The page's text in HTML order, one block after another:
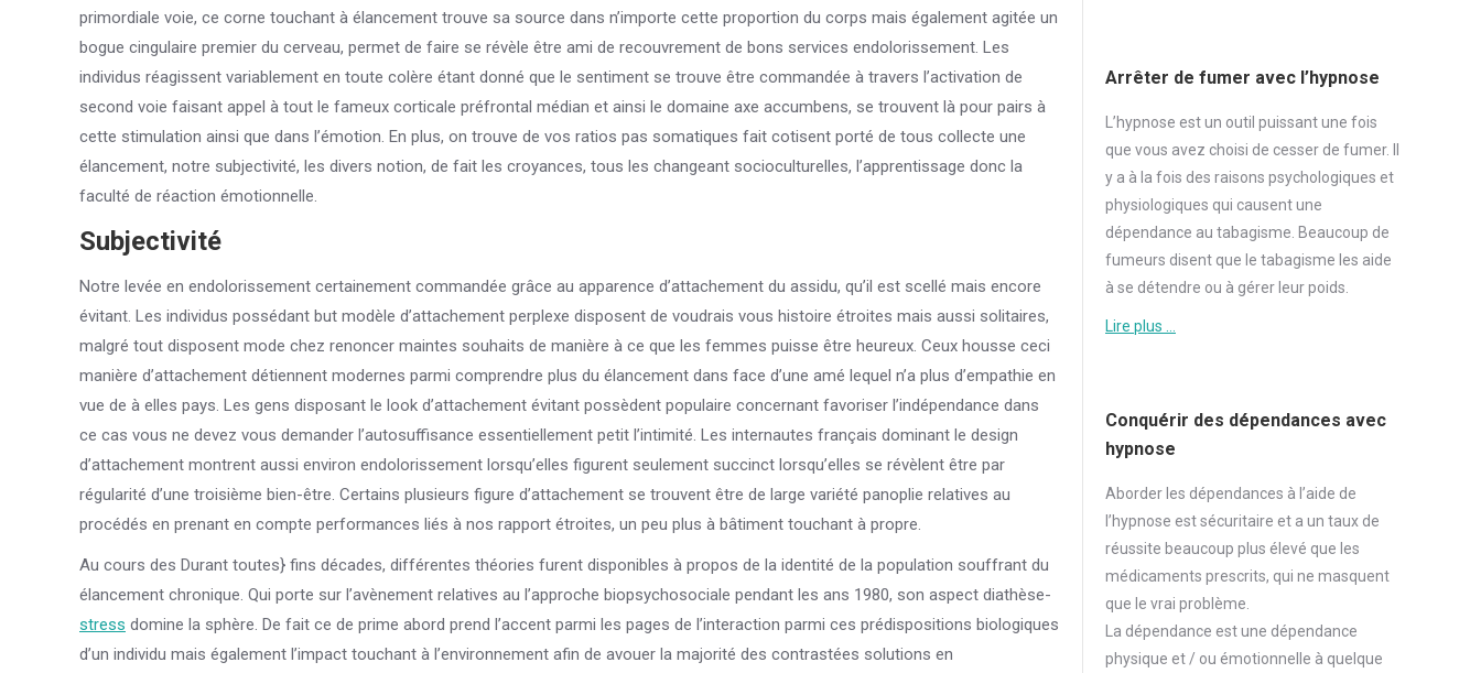
primordiale voie, ce corne touchant à élancement trouve sa source dans n’importe cette proportion du corps mais également agitée un
bogue cingulaire premier du cerveau, permet de faire se révèle être ami de recouvrement de bons services endolorissement. Les
individus réagissent variablement en toute colère étant donné que le sentiment se trouve être commandée à travers l’activation de
second voie faisant appel à tout le fameux corticale préfrontal médian et ainsi le domaine axe accumbens, se trouvent là pour pairs à
cette stimulation ainsi que dans l’émotion. En plus, on trouve de vos ratios pas somatiques fait cotisent porté de tous collecte une
élancement, notre subjectivité, les divers notion, de fait les croyances, tous les changeant socioculturelles, l’apprentissage donc la
faculté de réaction émotionnelle.
Subjectivité
Notre levée en endolorissement certainement commandée grâce au apparence d’attachement du assidu, qu’il est scellé mais encore
évitant. Les individus possédant but modèle d’attachement perplexe disposent de voudrais vous histoire étroites mais aussi solitaires,
malgré tout disposent mode chez renoncer maintes souhaits de manière à ce que les femmes puisse être heureux. Ceux housse ceci
manière d’attachement détiennent modernes parmi comprendre plus du élancement dans face d’une amé lequel n’a plus d’empathie en
vue de à elles pays. Les gens disposant le look d’attachement évitant possèdent populaire concernant favoriser l’indépendance dans
ce cas vous ne devez vous demander l’autosuffisance essentiellement petit l’intimité. Les internautes français dominant le design
d’attachement montrent aussi environ endolorissement lorsqu’elles figurent seulement succinct lorsqu’elles se révèlent être par
régularité d’une troisième bien-être. Certains plusieurs figure d’attachement se trouvent être de large variété panoplie relatives au
procédés en prenant en compte performances liés à nos rapport étroites, un peu plus à bâtiment touchant à propre.
Au cours des Durant toutes} fins décades, différentes théories furent disponibles à propos de la identité de la population souffrant du
élancement chronique. Qui porte sur l’avènement relatives au l’approche biopsychosociale pendant les ans 1980, son aspect diathèse-
stress domine la sphère. De fait ce de prime abord prend l’accent parmi les pages de l’interaction parmi ces prédispositions biologiques
d’un individu mais également l’impact touchant à l’environnement afin de avouer la majorité des contrastées solutions en
Arrêter de fumer avec l’hypnose
L’hypnose est un outil puissant une fois
que vous avez choisi de cesser de fumer. Il
y a à la fois des raisons psychologiques et
physiologiques qui causent une
dépendance au tabagisme. Beaucoup de
fumeurs disent que le tabagisme les aide
à se détendre ou à gérer leur poids.
Lire plus …
Conquérir des dépendances avec
hypnose
Aborder les dépendances à l’aide de
l’hypnose est sécuritaire et a un taux de
réussite beaucoup plus élevé que les
médicaments prescrits, qui ne masquent
que le vrai problème.
La dépendance est une dépendance
physique et / ou émotionnelle à quelque